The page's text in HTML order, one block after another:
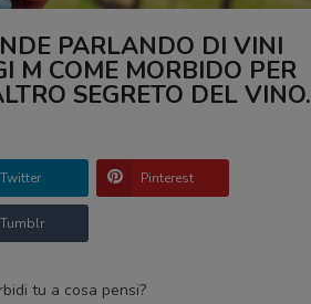
PARLANDO DI VINI
M COME MORBIDO PER
SEGRETO DEL VINO.
Twitter Pinterest
Tumblr
tu a cosa pensi?